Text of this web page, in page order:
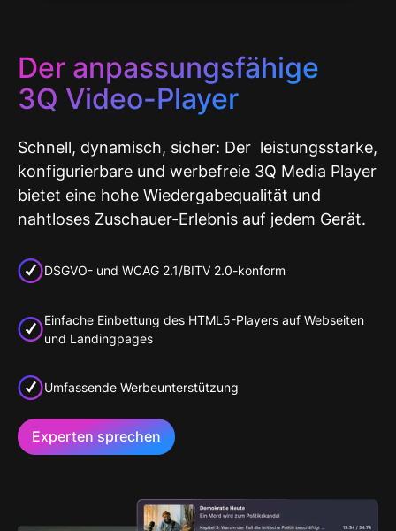
Der anpassungsfähige
3Q Video-Player
Schnell, dynamisch, sicher: Der leistungsstarke,
konfigurierbare und werbefreie 3Q Media Player
bietet eine hohe Wiedergabequalität und
nahtloses Zuschauer-Erlebnis auf jedem Gerät.
DSGVO- und WCAG 2.1/BITV 2.0-konform
Einfache Einbettung des HTML5-Players auf Webseiten
und Landingpages
Umfassende Werbeunterstützung
Experten sprechen